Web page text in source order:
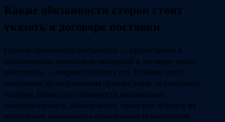
Какие обязанности сторон стоит
указать в договоре поставки
Главная обязанность поставщика — предоставить в
собственность покупателя указанный в договоре товар,
покупателя — вовремя оплатить его. Помимо этого
покупатель должен вовремя принять товар, осуществить
выборку. Важно эти обязанности максимально
конкретизировать, указать место, сроки или порядок их
исчисления, возможность привлечения транспортной